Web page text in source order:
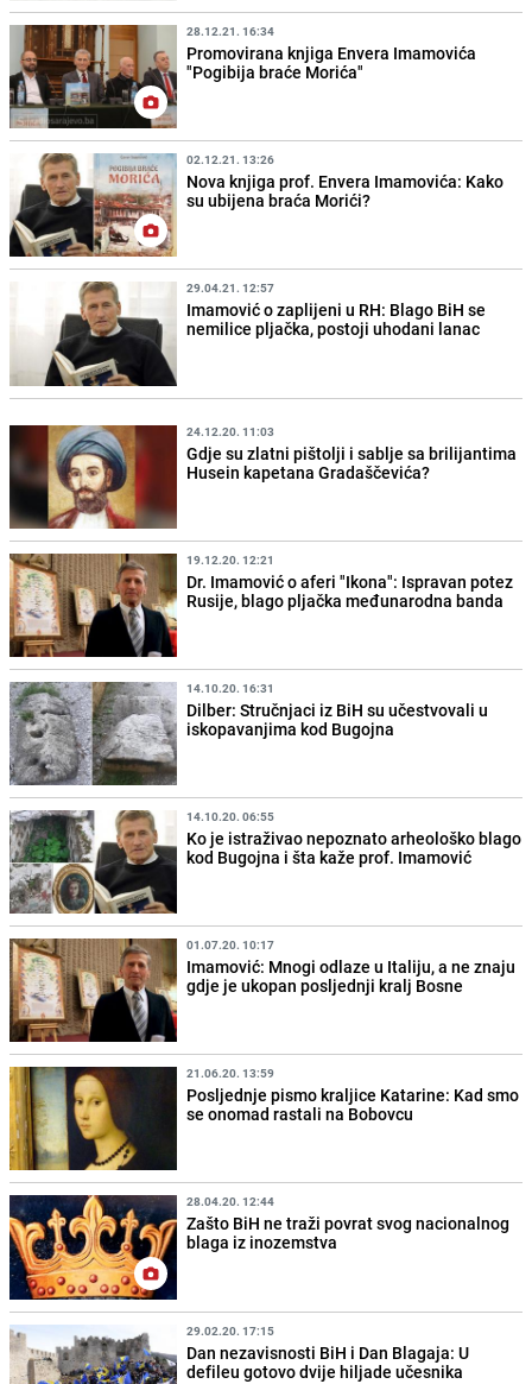
28.12.21. 16:34
Promovirana knjiga Envera Imamovića
"Pogibija braće Morića"
02.12.21. 13:26
Nova knjiga prof. Envera Imamovića: Kako
su ubijena braća Morići?
29.04.21. 12:57
Imamović o zaplijeni u RH: Blago BiH se
nemilice pljačka, postoji uhodani lanac
24.12.20. 11:03
Gdje su zlatni pištolji i sablje sa brilijantima
Husein kapetana Gradaščevića?
19.12.20. 12:21
Dr. Imamović o aferi "Ikona": Ispravan potez
Rusije, blago pljačka međunarodna banda
14.10.20. 16:31
Dilber: Stručnjaci iz BiH su učestvovali u
iskopavanjima kod Bugojna
14.10.20. 06:55
Ko je istraživao nepoznato arheološko blago
kod Bugojna i šta kaže prof. Imamović
01.07.20. 10:17
Imamović: Mnogi odlaze u Italiju, a ne znaju
gdje je ukopan posljednji kralj Bosne
21.06.20. 13:59
Posljednje pismo kraljice Katarine: Kad smo
se onomad rastali na Bobovcu
28.04.20. 12:44
Zašto BiH ne traži povrat svog nacionalnog
blaga iz inozemstva
29.02.20. 17:15
Dan nezavisnosti BiH i Dan Blagaja: U
defileu gotovo dvije hiljade učesnika